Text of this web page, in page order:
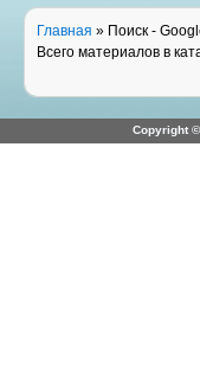
БЛОГ-
НОВОСТИ
Главная » Поиск -
Всего материалов в
Copyright